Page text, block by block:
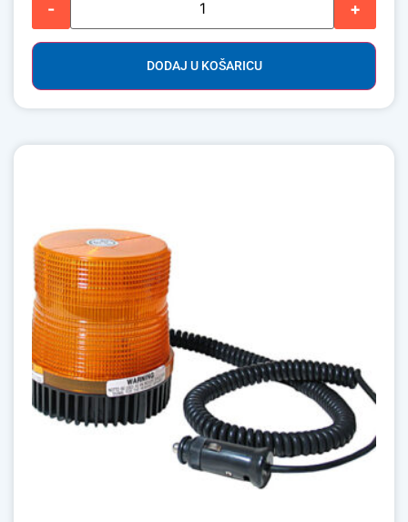
- +
DODAJ U KOŠARICU